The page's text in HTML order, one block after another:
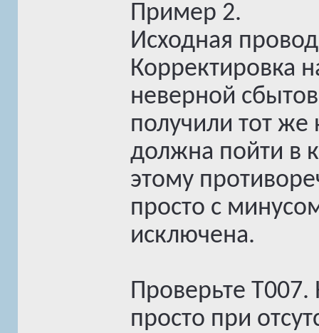
Пример 2.
Исходная
Корректировка
неверной
получили тот же
должна пойти в
этому
просто с
исключена.
Проверьте
просто при